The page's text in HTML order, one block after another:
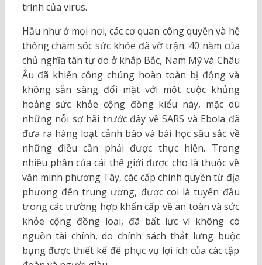
trình của virus.
Hầu như ở mọi nơi, các cơ quan công quyền và hệ
thống chăm sóc sức khỏe đã vỡ trận. 40 năm của
chủ nghĩa tân tự do ở khắp Bắc, Nam Mỹ và Châu
Âu đã khiến công chúng hoàn toàn bị động và
không sẵn sàng đối mặt với một cuộc khủng
hoảng sức khỏe cộng đồng kiểu này, mặc dù
những nỗi sợ hãi trước đây về SARS và Ebola đã
đưa ra hàng loạt cảnh báo và bài học sâu sắc về
những điều cần phải được thực hiện. Trong
nhiều phần của cái thế giới được cho là thuộc về
văn minh phương Tây, các cấp chính quyền từ địa
phương đến trung ương, được coi là tuyến đầu
trong các trường hợp khẩn cấp về an toàn và sức
khỏe cộng đồng loại, đã bất lực vì không có
nguồn tài chính, do chính sách thắt lưng buộc
bụng được thiết kế để phục vụ lợi ích của các tập